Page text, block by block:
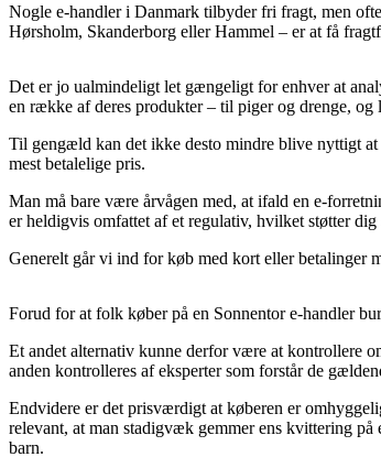
Nogle e-handler i Danmark tilbyder fri fragt, men
Hørsholm, Skanderborg eller Hammel – er at få
Det er jo ualmindeligt let gængeligt for enhver at
en række af deres produkter – til piger og drenge, og
Til gengæld kan det ikke desto mindre blive nyttigt
mest betalelige pris.
Man må bare være årvågen med, at ifald en e-
er heldigvis omfattet af et regulativ, hvilket støtter
Generelt går vi ind for køb med kort eller betalinger
Forud for at folk køber på en Sonnentor e-handler
Et andet alternativ kunne derfor være at kontrollere
anden kontrolleres af eksperter som forstår de
Endvidere er det prisværdigt at køberen er
relevant, at man stadigvæk gemmer ens kvittering
barn.